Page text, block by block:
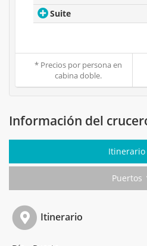
Suite
* Precios por persona en
cabina doble.
Información del
Itinerario
Puertos
Itinerario